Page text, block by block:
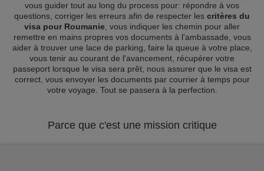
vous guider tout au long du process pour: répondre à vos
questions, corriger les erreurs afin de respecter les critères du
visa pour Roumanie , vous indiquer les chemin pour aller
remettre en mains propres vos documents à l'ambassade, vous
aider à trouver une lace de parking, faire la queue à votre place,
vous tenir au courant de l'avancement, récupérer votre
passeport lorsque le visa sera prêt, nous assurer que le visa est
correct, vous envoyer les documents par courrier à temps pour
votre voyage. Tout se passera à la perfection.
Parce que c'est une mission critique